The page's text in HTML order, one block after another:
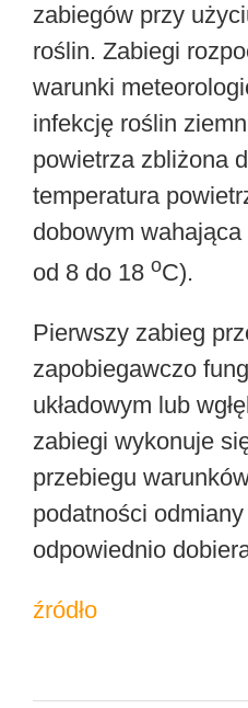
zabiegów przy
roślin. Zabiegi
warunki
infekcję roślin
powietrza zbliżona
temperatura
dobowym wahająca
od 8 do 18 oC).
Pierwszy zabieg
zapobiegawczo
układowym lub
zabiegi wykonuje
przebiegu
podatności
odpowiednio
źródło